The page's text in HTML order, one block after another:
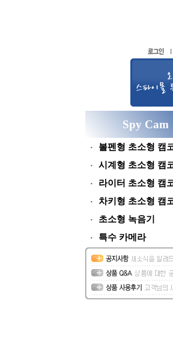
Spy Cam
볼펜형 초소형 캠
시계형 초소형 캠
라이터 초소형 캠
차키형 초소형 캠
초소형 녹음기
특수 카메라